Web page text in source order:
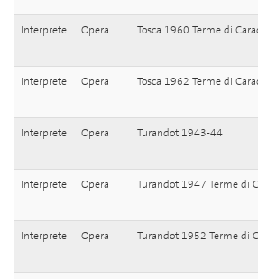
Interprete Opera Tosca 1960 Terme di
Interprete Opera Tosca 1962 Terme di
Interprete Opera Turandot 1943-44
Interprete Opera Turandot 1947 Terme di
Interprete Opera Turandot 1952 Terme di